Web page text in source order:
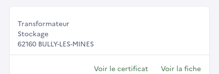
Transformateur
Stockage
62160 BULLY-LES-MINES
Voir le certificat Voir la fiche